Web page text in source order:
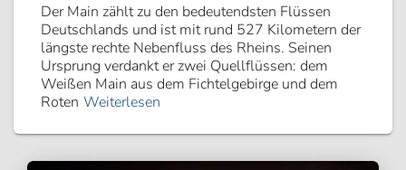
Der Main zählt zu den bedeutendsten Flüssen
Deutschlands und ist mit rund 527 Kilometern der
längste rechte Nebenfluss des Rheins. Seinen
Ursprung verdankt er zwei Quellflüssen: dem
Weißen Main aus dem Fichtelgebirge und dem
Roten Weiterlesen